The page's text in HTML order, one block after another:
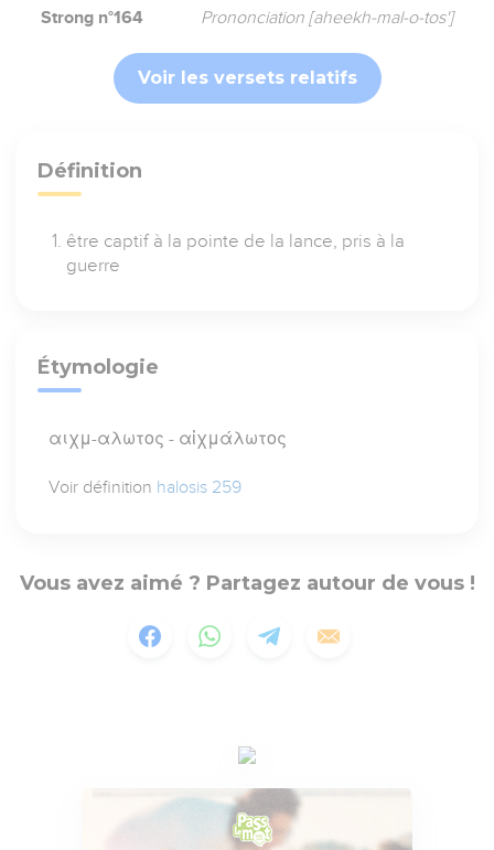
Strong n°164 Prononciation [aheekh-mal-o-tos']
Voir les versets relatifs
Définition
être captif à la pointe de la lance, pris à la
guerre
Étymologie
αιχμ-αλωτος - αἰχμάλωτος
Voir définition halosis 259
Vous avez aimé ? Partagez autour de vous !